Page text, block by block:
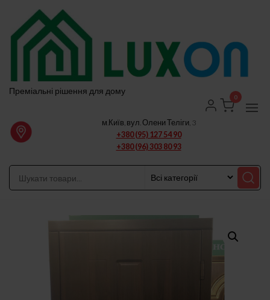
Перейти
вмісту
Преміальні рішення для дому
м.Київ, вул. Олени Теліги, 3
+380 (95) 127 54 90
+380 (96) 303 80 93
0